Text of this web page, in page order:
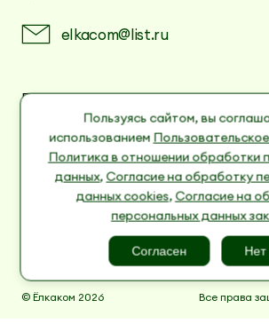
Пользуясь сайтом, вы
использованием
Политика в отношении обработки
данных,Согласие на обработку
данных cookies,Согласие на
персональных данных
Согласен Нет
elkacom@list.ru
Пользовательское соглашение
Политика в отношении
персональных данных
Согласие на обработку
cookies
Согласие на обработку
© Ёлкаком 2026 Все права